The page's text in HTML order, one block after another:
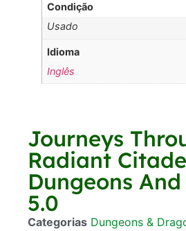
Condição
Usado
Idioma
Inglês
Journeys
Radiant
Dungeons
5.0
Categorias Dungeons &